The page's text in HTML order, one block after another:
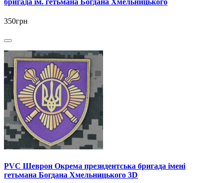
350грн
PVC Шеврон Окрема президентська бригада імені
гетьмана Богдана Хмельницького 3D